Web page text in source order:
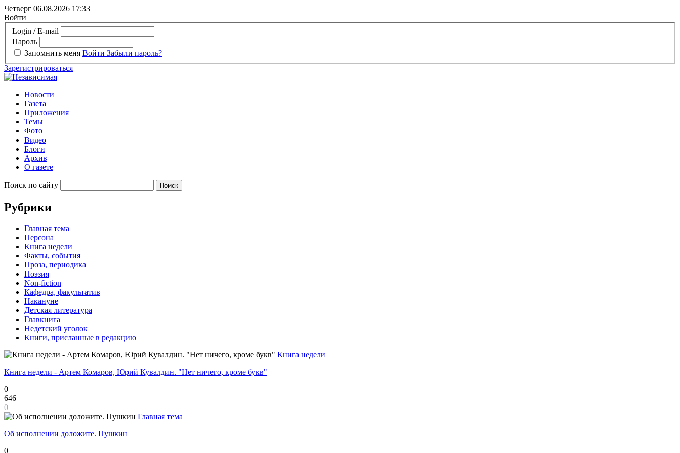
Четверг 06.08.2026 17:33
Войти
Login / E-mail
Пароль
Запомнить меня Войти Забыли пароль?
Зарегистрироваться
Новости
Газета
Приложения
Темы
Фото
Видео
Блоги
Архив
О газете
Поиск по сайту
Рубрики
Главная тема
Персона
Книга недели
Факты, события
Проза, периодика
Поэзия
Non-fiction
Кафедра, факультатив
Накануне
Детская литература
Главкнига
Недетский уголок
Книги, присланные в редакцию
Книга недели
Книга недели - Артем Комаров, Юрий Кувалдин. "Нет ничего, кроме букв"
0
646
0
Главная тема
Об исполнении доложите. Пушкин
0